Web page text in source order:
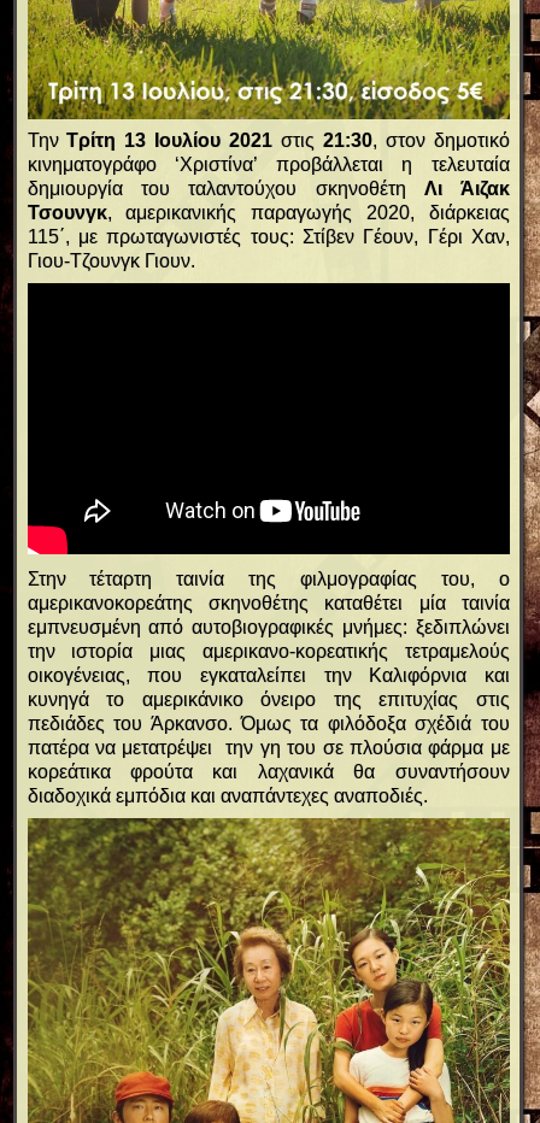
ΤηνΤρίτη 13 Ιουλίου 2021 στις21:30, στον δημοτικό
κινηματογράφο ‘Χριστίνα’ προβάλλεται η τελευταία
δημιουργία του ταλαντούχου σκηνοθέτηΛι Άιζακ
Τσουνγκ, αμερικανικής παραγωγής 2020, διάρκειας
115΄, με πρωταγωνιστές τους: Στίβεν Γέουν, Γέρι Χαν,
Γιου-Τζουνγκ Γιουν.
Στην τέταρτη ταινία της φιλμογραφίας του, ο
αμερικανοκορεάτης σκηνοθέτης καταθέτει μία ταινία
εμπνευσμένη από αυτοβιογραφικές μνήμες: ξεδιπλώνει
την ιστορία μιας αμερικανο-κορεατικής τετραμελούς
οικογένειας, που εγκαταλείπει την Καλιφόρνια και
κυνηγά το αμερικάνικο όνειρο της επιτυχίας στις
πεδιάδες του Άρκανσο. Όμως τα φιλόδοξα σχέδιά του
πατέρα να μετατρέψει την γη του σε πλούσια φάρμα με
κορεάτικα φρούτα και λαχανικά θα συναντήσουν
διαδοχικά εμπόδια και αναπάντεχες αναποδιές.